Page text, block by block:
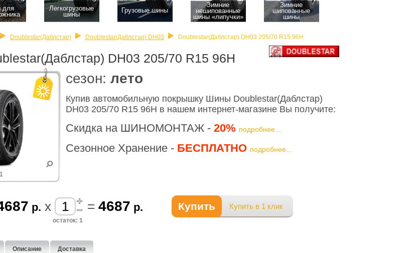
для
Легкогрузовые
шины
Грузовые шины
Зимние
нешипованные
шины «липучки»
Зимние
шипованные
шины
Doublestar(Даблcтар) Doublestar(Даблcтар) DH03 Doublestar(Даблcтар) DH03 205/70 R15 96H
DH03 205/70 R15 96H
1
cезон: лето
Купив автомобильную покрышку Шины Doublestar(Даблcтар)
DH03 205/70 R15 96H в нашем интернет-магазине Вы получите:
Скидка на ШИНОМОНТАЖ - 20% подробнее...
Сезонное Хранение - БЕСПЛАТНО подробнее...
р. x = 4687 р. Купить Купить в 1 клик
остаток: 1
Описание Доставка